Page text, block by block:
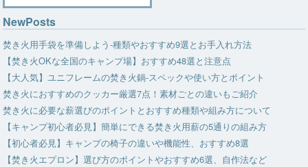
NewPosts
焚き火用手袋を準備しよう-種類やおすすめ9選とお手入れ方法
【焚き火OKな全国のキャンプ場】おすすめ48選と注意点
【大人気】ユニフレームの焚き火鍋-スペックや使い方とポイント
焚き火におすすめのクッカー厳選7点！素材ごとの違いもご紹介
焚き火に必要な薪選びのポイントとおすすめ種類や組み方について
【キャンプ初心者必見】簡単にできる焚き火用薪の5通りの組み方
【初心者必見】キャンプの椅子の違いや機能性、おすすめ8選
【焚き火エプロン】選び方のポイントやおすすめ6選、自作法など